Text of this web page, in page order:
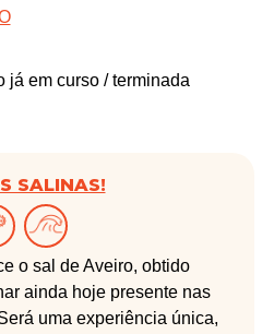
já em curso / terminada
SALINAS!
o sal de Aveiro, obtido
ainda hoje presente nas
uma experiência única,